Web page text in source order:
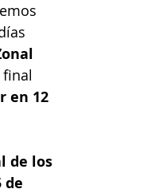
en 12
de los
de